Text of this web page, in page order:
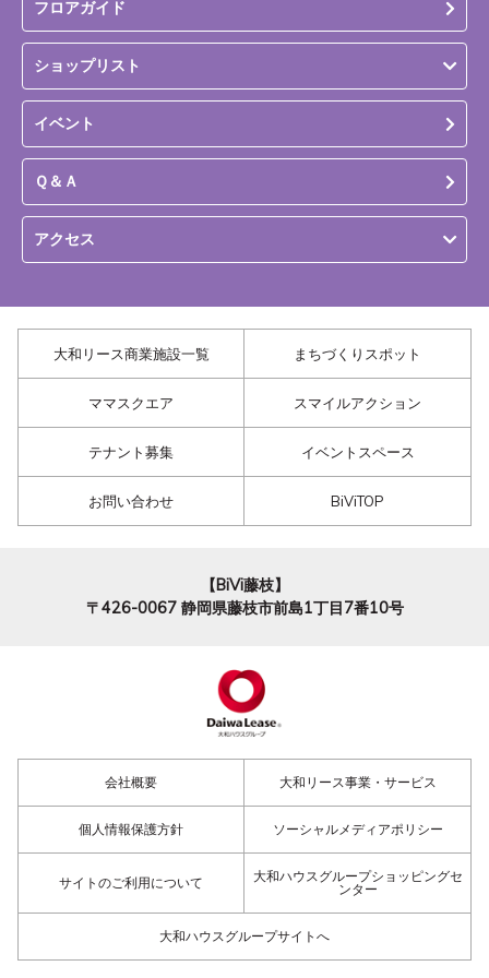
フロアガイド
ショップリスト
イベント
Ｑ＆Ａ
アクセス
大和リース商業施設一覧 まちづくりスポット
ママスクエア スマイルアクション
テナント募集 イベントスペース
お問い合わせ BiViTOP
【BiVi藤枝】
〒426-0067 静岡県藤枝市前島1丁目7番10号
会社概要 大和リース事業・サービス
個人情報保護方針 ソーシャルメディアポリシー
サイトのご利用について
大和ハウスグループショッピングセ
ンター
大和ハウスグループサイトへ